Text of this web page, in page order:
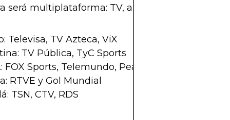
será multiplataforma: TV, apps, y redes sociales.
Televisa, TV Azteca, ViX
TV Pública, TyC Sports
FOX Sports, Telemundo, Peacock
RTVE y Gol Mundial
TSN, CTV, RDS